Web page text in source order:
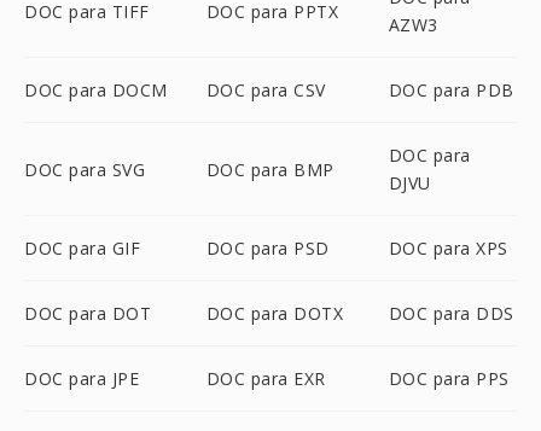
DOC para TIFF DOC para PPTX
AZW3
DOC para DOCM DOC para CSV DOC para PDB
DOC para SVG DOC para BMP
DOC para
DJVU
DOC para GIF DOC para PSD DOC para XPS
DOC para DOT DOC para DOTX DOC para DDS
DOC para JPE DOC para EXR DOC para PPS